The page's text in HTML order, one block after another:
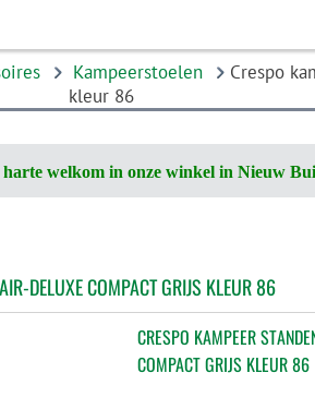
Kampeerstoelen
Crespo
kleur 86
welkom in onze winkel in Nieuw
DELUXE COMPACT GRIJS KLEUR 86
CRESPO KAMPEER
COMPACT GRIJS KLEUR 86